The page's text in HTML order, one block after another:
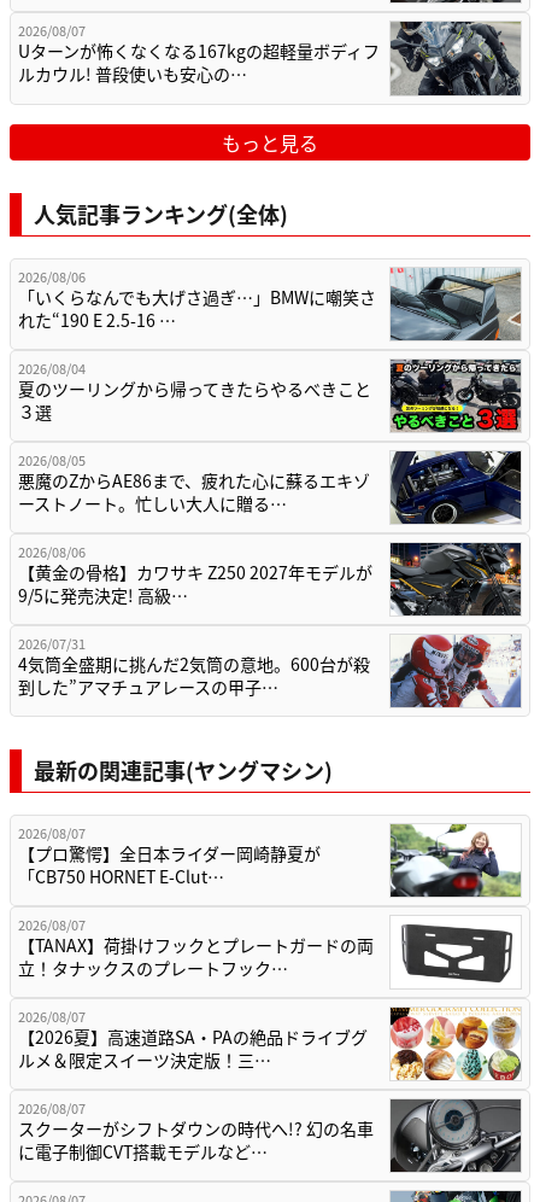
2026/08/07
Uターンが怖くなくなる167kgの超軽量ボディフ
ルカウル! 普段使いも安心の…
もっと見る
人気記事ランキング(全体)
2026/08/06
「いくらなんでも大げさ過ぎ…」BMWに嘲笑さ
れた“190 E 2.5-16 …
2026/08/04
夏のツーリングから帰ってきたらやるべきこと
３選
2026/08/05
悪魔のZからAE86まで、疲れた心に蘇るエキゾ
ーストノート。忙しい大人に贈る…
2026/08/06
【黄金の骨格】カワサキ Z250 2027年モデルが
9/5に発売決定! 高級…
2026/07/31
4気筒全盛期に挑んだ2気筒の意地。600台が殺
到した”アマチュアレースの甲子…
最新の関連記事(ヤングマシン)
2026/08/07
【プロ驚愕】全日本ライダー岡崎静夏が
「CB750 HORNET E-Clut…
2026/08/07
【TANAX】荷掛けフックとプレートガードの両
立！タナックスのプレートフック…
2026/08/07
【2026夏】高速道路SA・PAの絶品ドライブグ
ルメ＆限定スイーツ決定版！三…
2026/08/07
スクーターがシフトダウンの時代へ!? 幻の名車
に電子制御CVT搭載モデルなど…